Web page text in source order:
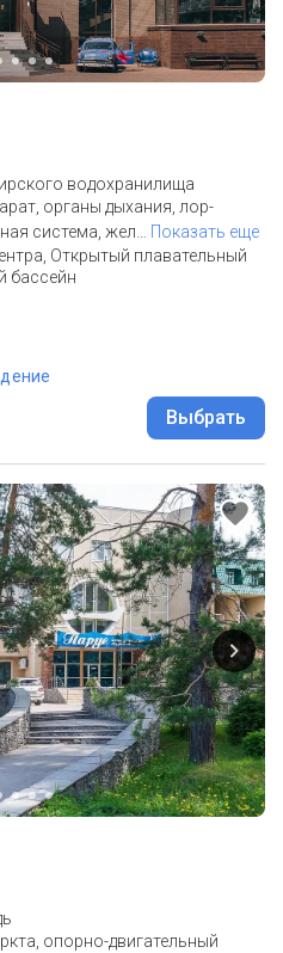
водохранилища
органы дыхания, лор-
система, жел… Показать еще
Открытый плавательный
бассейн
Выбрать
опорно-двигательный